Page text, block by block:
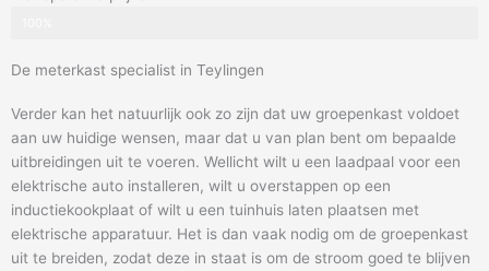
De meterkast specialist in Teylingen
Verder kan het natuurlijk ook zo zijn dat uw groepenkast voldoet
aan uw huidige wensen, maar dat u van plan bent om bepaalde
uitbreidingen uit te voeren. Wellicht wilt u een laadpaal voor een
elektrische auto installeren, wilt u overstappen op een
inductiekookplaat of wilt u een tuinhuis laten plaatsen met
elektrische apparatuur. Het is dan vaak nodig om de groepenkast
uit te breiden, zodat deze in staat is om de stroom goed te blijven